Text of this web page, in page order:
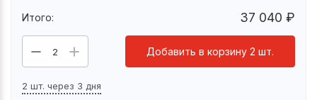
Итого: 37 040 ₽
2 Добавить в корзину 2 шт.
2 шт. через 3 дня